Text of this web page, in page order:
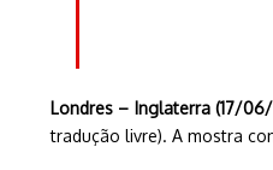
Londres – Inglaterra (17/
tradução livre). A mostra